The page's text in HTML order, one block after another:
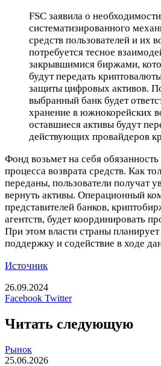
FSC заявила о
систематизированного
средств пользователей и их
потребуется тесное
закрывшимися биржами,
будут передать
защиты цифровых активов.
выбранный банк будет
хранение в южнокорейских
оставшиеся активы будут
действующих провайдеров
Фонд возьмет на себя
процесса возврата средств. Как
переданы, пользователи получат
вернуть активы. Операционный
представителей банков,
агентств, будет координировать
При этом власти страны
поддержку и содействие в ходе
Источник
26.09.2024
Facebook TwitterLinkedIn
Tumblr
Reddit
Вконтакте
Одноклассники
Skype
Messenger
Messenger
WhatsApp
Telegram
Viber
Line
Печатать
Читать следующую
Рынок
25.06.2026